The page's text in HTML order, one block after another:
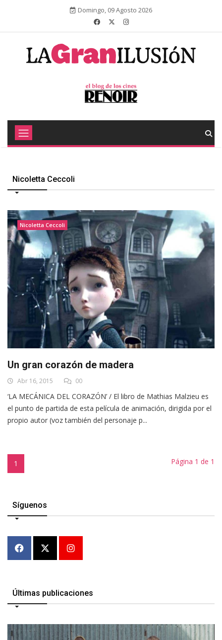
Domingo, 09 Agosto 2026
Nicoletta Ceccoli
Nicoletta Ceccoli
Un gran corazón de madera
Abr 16, 2015 00
‘LA MECÁNICA DEL CORAZÓN’ / El libro de Mathias Malzieu es
el punto de partida de esta película de animación, dirigida por el
propio autor (voz también del personaje p...
1 Página 1 de 1
Síguenos
Últimas publicaciones